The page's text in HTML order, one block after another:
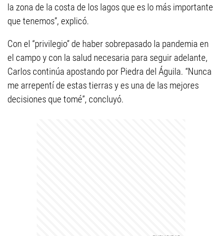
la zona de la costa de los lagos que es lo más importante
que tenemos”, explicó.
Con el “privilegio” de haber sobrepasado la pandemia en
el campo y con la salud necesaria para seguir adelante,
Carlos continúa apostando por Piedra del Águila. “Nunca
me arrepentí de estas tierras y es una de las mejores
decisiones que tomé”, concluyó.